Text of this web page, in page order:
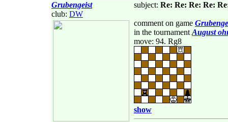
Grubengeist
club: DW
subject: Re: Re: Re: Re:
comment on game
in the tournament August
move: 94. Rg8
show